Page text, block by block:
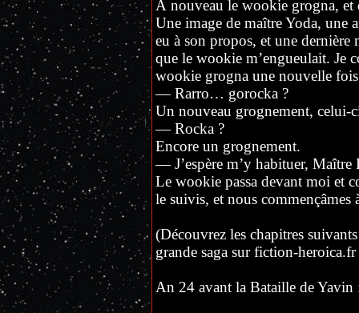
À nouveau le wookie grogna, et
Une image de maître Yoda, une
eu à son propos, et une dernière
que le wookie m’engueulait. Je
wookie grogna une nouvelle
— Rarro… gorocka ?
Un nouveau grognement, celui-
— Rocka ?
Encore un grognement.
— J’espère m’y habituer, Maître
Le wookie passa devant moi et
le suivis, et nous commençâmes
(Découvrez les chapitres
grande saga sur fiction-
An 24 avant la Bataille de Yavin